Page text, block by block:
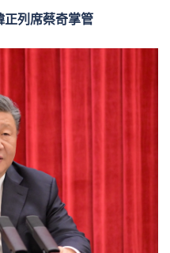
正列席蔡奇掌管